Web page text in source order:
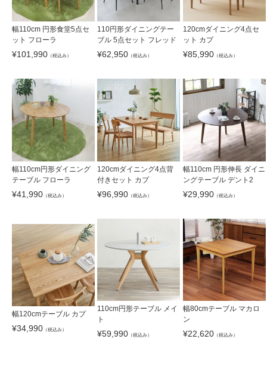
幅110cm 円形食堂5点セ
ット フローラ
¥101,990 （税込み）
110円形ダイニングテー
ブル 5点セット フレッド
¥62,950 （税込み）
120cmダイニング4点セ
ット カプ
¥85,990（税込み）
幅110cm円形ダイニング
テーブル フローラ
¥41,990 （税込み）
120cmダイニング4点背
付きセット カプ
¥96,990 （税込み）
幅110cm 円形伸長 ダイニ
ングテーブル デント2
¥29,990（税込み）
幅120cmテーブル カプ
¥34,990 （税込み）
110cm円形テーブル メイ
ト
¥59,990 （税込み）
幅80cmテーブル マカロ
ン
¥22,620（税込み）